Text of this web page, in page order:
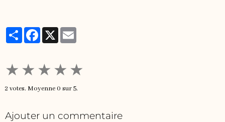
PartagerFacebook
X
★ ★ ★ ★ ★
2 votes. Moyenne0 sur 5.
Ajouter un commentaire